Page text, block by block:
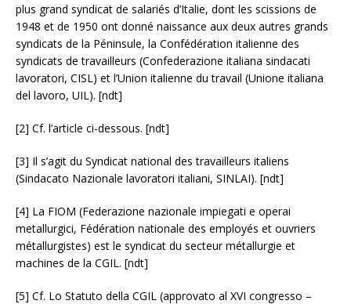
plus grand syndicat de salariés d’Italie, dont les scissions de
1948 et de 1950 ont donné naissance aux deux autres grands
syndicats de la Péninsule, la Confédération italienne des
syndicats de travailleurs (Confederazione italiana sindacati
lavoratori, CISL) et l’Union italienne du travail (Unione italiana
del lavoro, UIL). [ndt]
[2] Cf. l’article ci-dessous. [ndt]
[3] Il s’agit du Syndicat national des travailleurs italiens
(Sindacato Nazionale lavoratori italiani, SINLAI). [ndt]
[4] La FIOM (Federazione nazionale impiegati e operai
metallurgici, Fédération nationale des employés et ouvriers
métallurgistes) est le syndicat du secteur métallurgie et
machines de la CGIL. [ndt]
[5] Cf. Lo Statuto della CGIL (approvato al XVI congresso –